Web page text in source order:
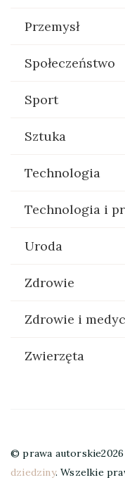
Przemysł
Społeczeństwo
Sport
Sztuka
Technologia
Technologia i
Uroda
Zdrowie
Zdrowie i
Zwierzęta
© prawa autorskie2026
dziedziny. Wszelkie